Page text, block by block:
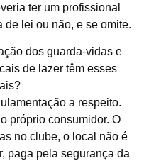
ter um profissional
de lei ou não, e se omite.
dos guarda-vidas e
de lazer têm esses
a respeito.
próprio consumidor. O
no clube, o local não é
paga pela segurança da